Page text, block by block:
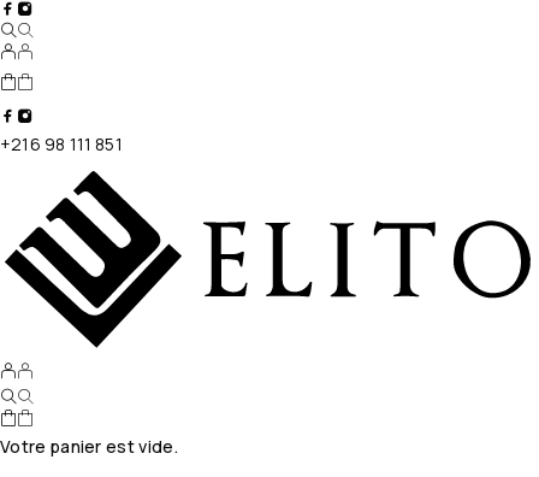
+216 98 111 851
Votre panier est vide.